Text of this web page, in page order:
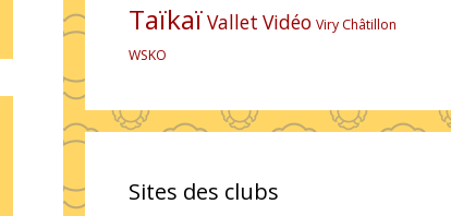
TaïkaïVallet Vidéo Viry Châtillon
WSKO
Sites des clubs